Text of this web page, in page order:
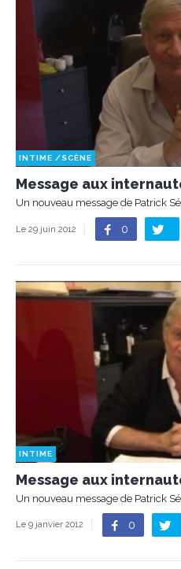
INTIME /SCÈNE
Message aux
Un nouveau message de Patrick
Le 29 juin 2012 0
INTIME
Message aux
Un nouveau message de Patrick
Le 9 janvier 2012 0